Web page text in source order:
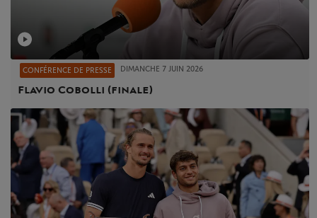
CONFÉRENCE DE PRESSE DIMANCHE 7 JUIN 2026
Flavio Cobolli (finale)